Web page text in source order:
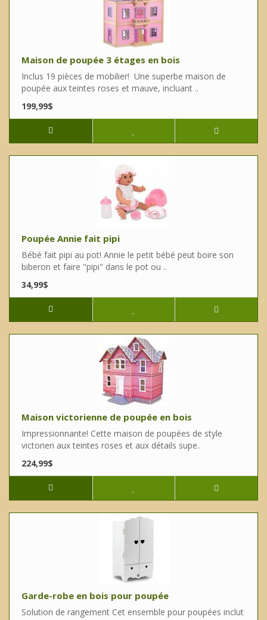
Maison de poupée 3 étages en bois
Inclus 19 pièces de mobilier! Une superbe maison de
poupée aux teintes roses et mauve, incluant ..
199,99$
Poupée Annie fait pipi
Bébé fait pipi au pot! Annie le petit bébé peut boire son
biberon et faire "pipi" dans le pot ou ..
34,99$
Maison victorienne de poupée en bois
Impressionnante! Cette maison de poupées de style
victorien aux teintes roses et aux détails supe..
224,99$
Garde-robe en bois pour poupée
Solution de rangement Cet ensemble pour poupées inclut